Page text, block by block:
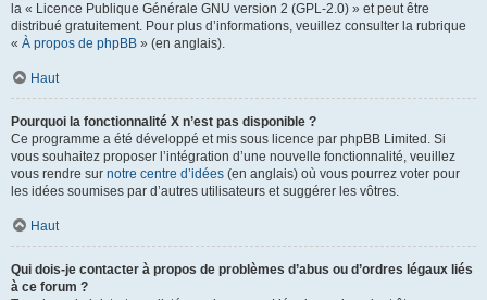
la « Licence Publique Générale GNU version 2 (GPL-2.0) » et peut être
distribué gratuitement. Pour plus d’informations, veuillez consulter la rubrique
« À propos de phpBB » (en anglais).
Haut
Pourquoi la fonctionnalité X n’est pas disponible ?
Ce programme a été développé et mis sous licence par phpBB Limited. Si
vous souhaitez proposer l’intégration d’une nouvelle fonctionnalité, veuillez
vous rendre sur notre centre d’idées (en anglais) où vous pourrez voter pour
les idées soumises par d’autres utilisateurs et suggérer les vôtres.
Haut
Qui dois-je contacter à propos de problèmes d’abus ou d’ordres légaux liés
à ce forum ?